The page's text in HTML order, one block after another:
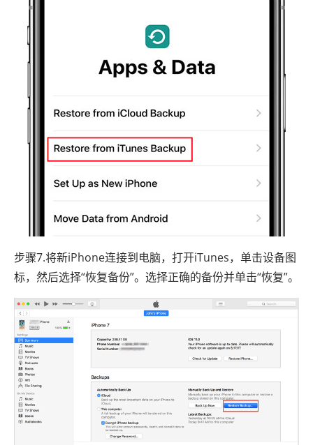
步骤7.将新iPhone连接到电脑，打开iTunes，单击设备图
标，然后选择“恢复备份”。选择正确的备份并单击“恢复”。